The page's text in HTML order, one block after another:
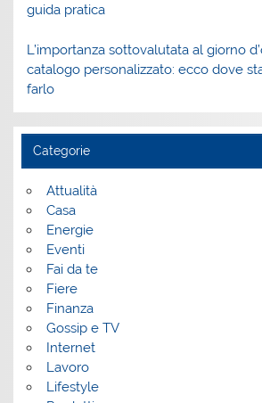
guida pratica
L’importanza sottovalutata al giorno
catalogo personalizzato: ecco dove
farlo
Categorie
Attualità
Casa
Energie
Eventi
Fai da te
Fiere
Finanza
Gossip e TV
Internet
Lavoro
Lifestyle